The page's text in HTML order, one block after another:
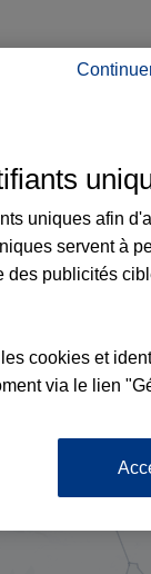
:
6
uniques afin
servent à
des publicités
cookies et
via le lien